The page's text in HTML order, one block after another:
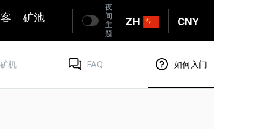
ZH CNY
矿池
夜
间
主
题
机 FAQ 如何入门